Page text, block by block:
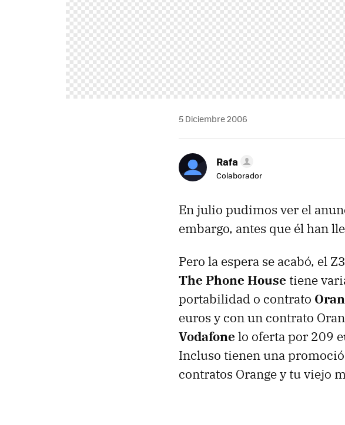
5 Diciembre 2006
Rafa
Colaborador
En julio pudimos ver el
embargo, antes que él han
Pero la espera se acabó, el
The Phone House tiene
portabilidad o contrato
euros y con un contrato
Vodafone lo oferta por 209
Incluso tienen una
contratos Orange y tu viejo